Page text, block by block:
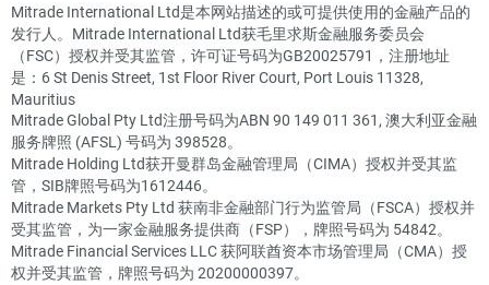
Mitrade International Ltd是本网站描述的或可提供使用的金融产品的
发行人。Mitrade International Ltd获毛里求斯金融服务委员会
（FSC）授权并受其监管，许可证号码为GB20025791，注册地址
是：6 St Denis Street, 1st Floor River Court, Port Louis 11328,
Mauritius
Mitrade Global Pty Ltd注册号码为ABN 90 149 011 361, 澳大利亚金融
服务牌照 (AFSL) 号码为 398528。
Mitrade Holding Ltd获开曼群岛金融管理局（CIMA）授权并受其监
管，SIB牌照号码为1612446。
Mitrade Markets Pty Ltd 获南非金融部门行为监管局（FSCA）授权并
受其监管，为一家金融服务提供商（FSP），牌照号码为 54842。
Mitrade Financial Services LLC 获阿联酋资本市场管理局（CMA）授
权并受其监管，牌照号码为 20200000397。